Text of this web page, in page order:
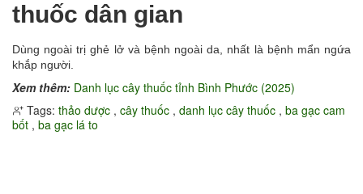
thuốc dân gian
Dùng ngoài trị ghẻ lở và bệnh ngoài da, nhất là bệnh mẩn ngứa
khắp người.
Xem thêm: Danh lục cây thuốc tỉnh Bình Phước (2025)
Tags: thảo dược , cây thuốc , danh lục cây thuốc , ba gạc cam
bốt , ba gạc lá to